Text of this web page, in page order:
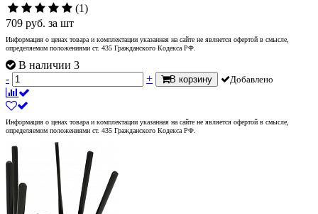
(1)
709 руб. за шт
Информация о ценах товара и комплектации указанная на сайте не является офертой в смысле,
определяемом положениями ст. 435 Гражданского Кодекса РФ.
В наличии 3
-
+ В корзину Добавлено
Информация о ценах товара и комплектации указанная на сайте не является офертой в смысле,
определяемом положениями ст. 435 Гражданского Кодекса РФ.